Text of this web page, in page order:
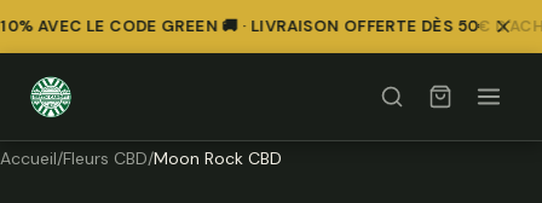
AVEC LE CODE GREEN 🚚 · LIVRAISON OFFERTE DÈS 50€
Accueil/Fleurs CBD/Moon Rock CBD